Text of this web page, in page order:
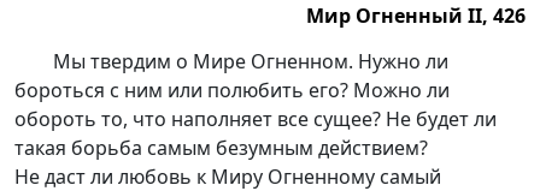
Мир Огненный II, 426
Мир Огненный II, 426.
Мы твердим о Мире Огненном. Нужно ли
бороться с ним или полюбить его? Можно ли
обороть то, что наполняет все сущее? Не будет ли
такая борьба самым безумным действием?
Не даст ли любовь к Миру Огненному самый